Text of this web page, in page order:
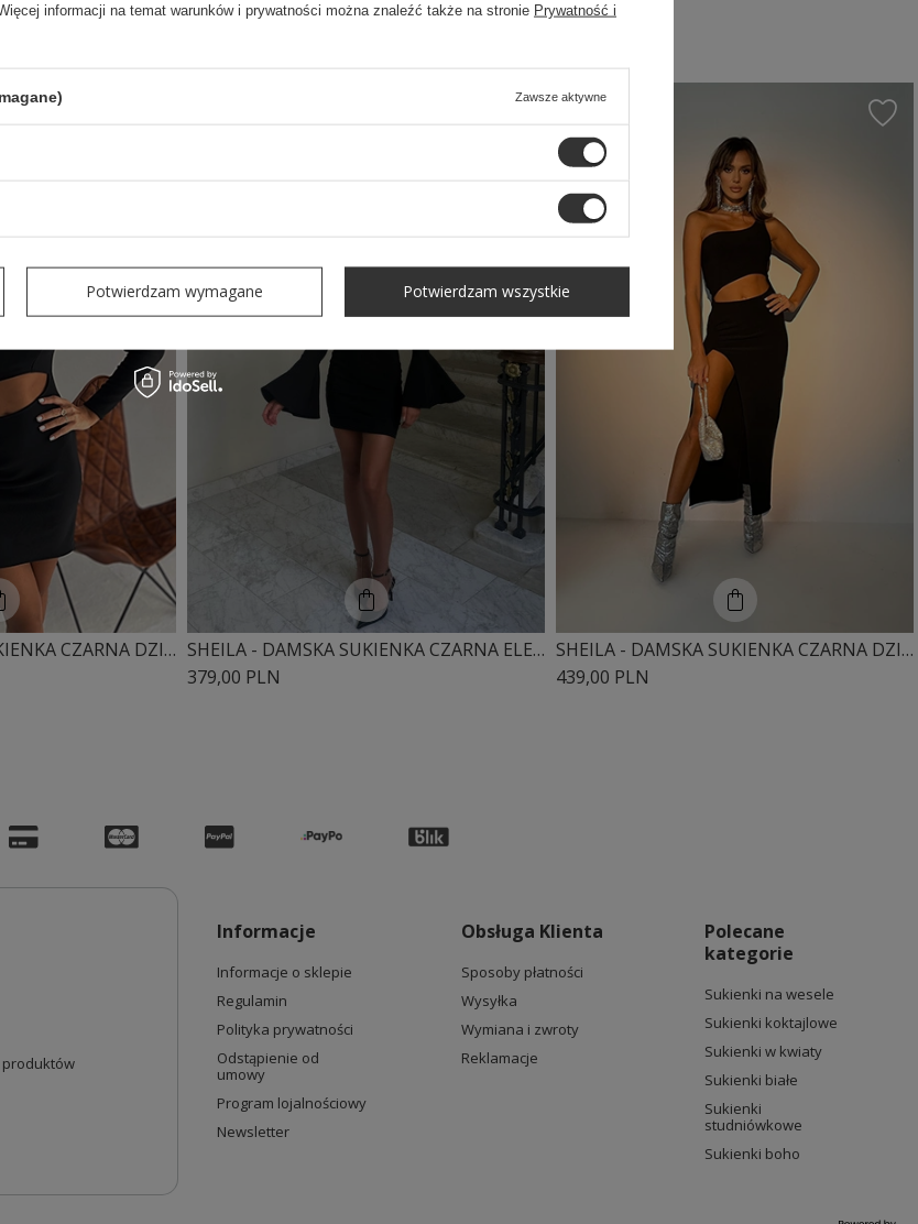
SHEILA - DAMSKA SUKIENKA CZARNA DZIANINOWA Z WYCIĘCIEM NA BRZUCHU MINI 'ANDA'
SHEILA - DAMSKA SUKIENKA CZARNA ELEGANCKA DOPASOWANA 'DASTI'
379,00 PLN
SHEILA - DAMSKA SUKIENKA CZARNA DZIANINOWA Z ODKRYTYM BRZUCHEM I WYCIĘCIEM NA NOGĘ MAXI 'COLLIE'
439,00 PLN
produktów
Informacje
Informacje o sklepie
Regulamin
Polityka prywatności
Odstąpienie od
umowy
Program lojalnościowy
Newsletter
Obsługa Klienta
Sposoby płatności
Wysyłka
Wymiana i zwroty
Reklamacje
Polecane
kategorie
Sukienki na wesele
Sukienki koktajlowe
Sukienki w kwiaty
Sukienki białe
Sukienki
studniówkowe
Sukienki boho
informacji na temat warunków i prywatności można znaleźć także na stronie Prywatność i
Zawsze aktywne
Potwierdzam wymagane Potwierdzam wszystkie